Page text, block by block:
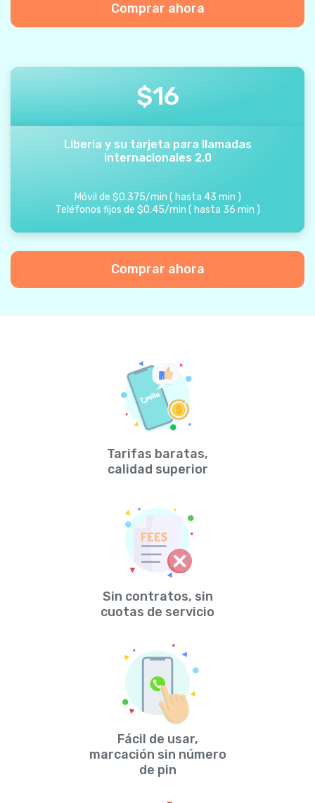
Comprar ahora
$16
Liberia y su tarjeta para llamadas
internacionales 2.0
Móvil de $0.375/min ( hasta 43 min )
Teléfonos fijos de $0.45/min ( hasta 36 min )
Comprar ahora
Tarifas baratas,
calidad superior
Sin contratos, sin
cuotas de servicio
Fácil de usar,
marcación sin número
de pin